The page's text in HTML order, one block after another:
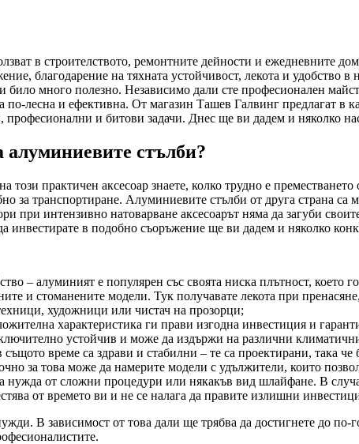
в строителството, ремонтните дейности и ежедневните
благодарение на тяхната устойчивост, лекота и удобство в
било много полезно. Независимо дали сте професионален
по-лесна и ефективна. От магазин Ташев Галвинг предлагат в
и битови задачи. Днес ще ви дадем и няколко
стълби?
практичен аксесоар знаете, колко трудно е
за транспортиране. Алуминиевите стълби от друга страна
при интензивно натоварване аксесоарът няма да загуби
инвестирате в подобно съоръжение ще ви дадем и няколко
– алуминият е популярен със своята ниска плътност,
и стоманените модели. Тук получавате лекота при
художници или чистач на прозорци;
характеристика ги прави изгодна инвестиция и
устойчив и може да издържи на различни
време са здрави и стабилни – те са проектирани, така
за това може да намерите модели с удължители, които
нужда от сложни процедури или някакъв вид шлайфане. В
от времето ви и не се налага да правите излишни
В зависимост от това дали ще трябва да достигнете до